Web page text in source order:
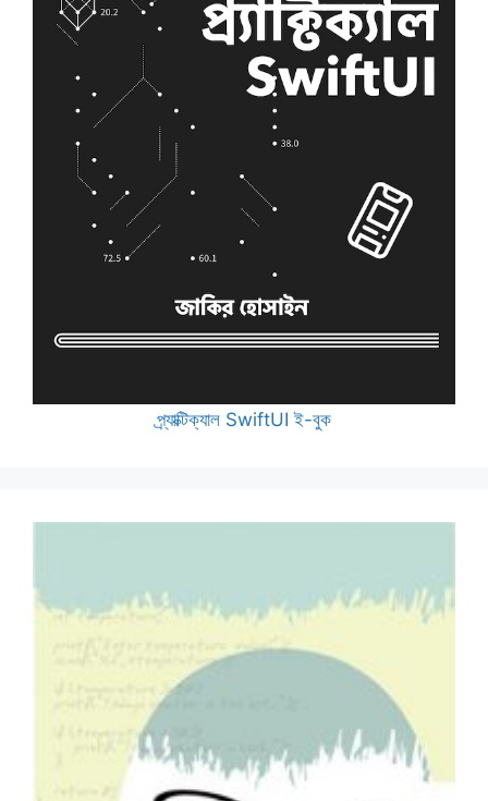
প্র্যাক্টিক্যাল SwiftUI ই-বুক